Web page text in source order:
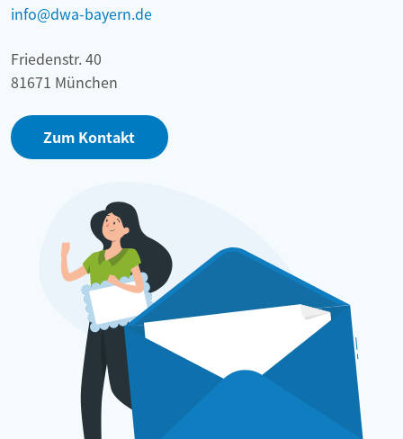
info@dwa-bayern.de
Friedenstr. 40
81671 München
Zum Kontakt